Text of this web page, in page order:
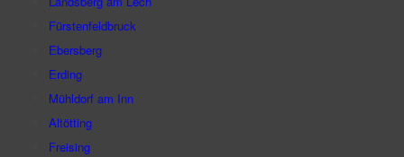
Fürstenfeldbruck
Ebersberg
Erding
Mühldorf am Inn
Altötting
Freising